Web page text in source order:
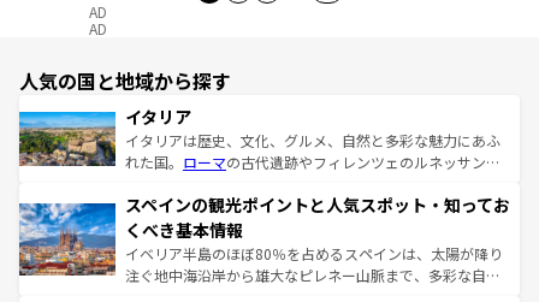
AD
AD
人気の国と地域から探す
イタリア
イタリアは歴史、文化、グルメ、自然と多彩な魅力にあふ
れた国。 ローマの古代遺跡やフィレンツェのルネッサンス
ろん、トスカーナの美しい田園風景やアマルフィ海岸の絶
景など、自然景観も見逃せない。観光の合間には、本場の
ピザやパスタなど、絶品のイタリア料理を堪能することも
できる。朝目覚めてから夜眠るまで、すべての瞬間を楽し
スペインの観光ポイントと人気スポット・知ってお
くべき基本情報
イベリア半島のほぼ80％を占めるスペインは、太陽が降り
注ぐ地中海沿岸から雄大なピレネー山脈まで、多彩な自然